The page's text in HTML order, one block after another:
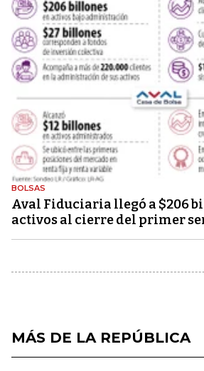
BOLSAS
Aval Fiduciaria llegó a $206
activos al cierre del primer
MÁS DE LA REPÚBLICA